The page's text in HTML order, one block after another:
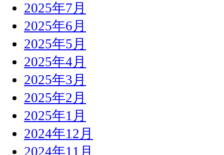
2025年7月
2025年6月
2025年5月
2025年4月
2025年3月
2025年2月
2025年1月
2024年12月
2024年11月